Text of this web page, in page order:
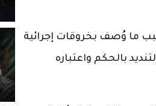
ما وُصف بخروقات إجرائية
بالحكم واعتباره